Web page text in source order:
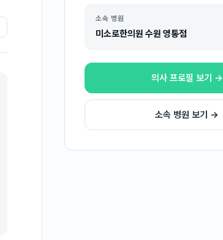
소속 병원
미소로한의원 수원 영통점
의사 프로필 보기 →
소속 병원 보기 →